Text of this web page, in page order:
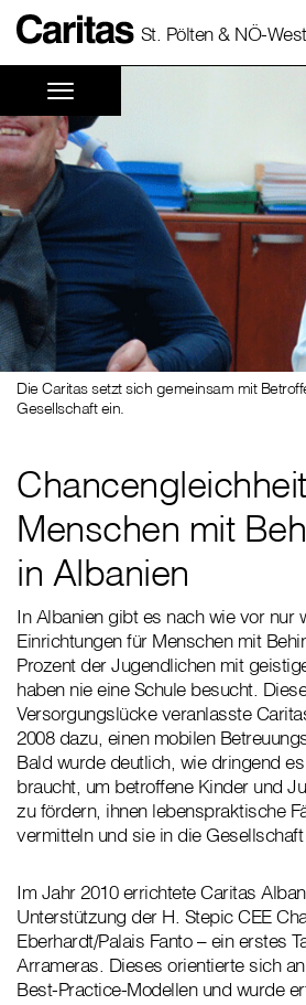
St. Pölten & NÖ-West
Die Caritas setzt sich gemeinsam mit
Gesellschaft ein.
Menschen mit
in Albanien
In Albanien gibt es nach wie vor nur
Einrichtungen für Menschen mit
Prozent der Jugendlichen mit
haben nie eine Schule besucht.
Versorgungslücke veranlasste
2008 dazu, einen mobilen
Bald wurde deutlich, wie dringend
braucht, um betroffene Kinder und
zu fördern, ihnen lebenspraktische
vermitteln und sie in die
Im Jahr 2010 errichtete Caritas
Unterstützung der H. Stepic CEE
Eberhardt/Palais Fanto – ein erstes
Arrameras. Dieses orientierte sich
Best-Practice-Modellen und wurde